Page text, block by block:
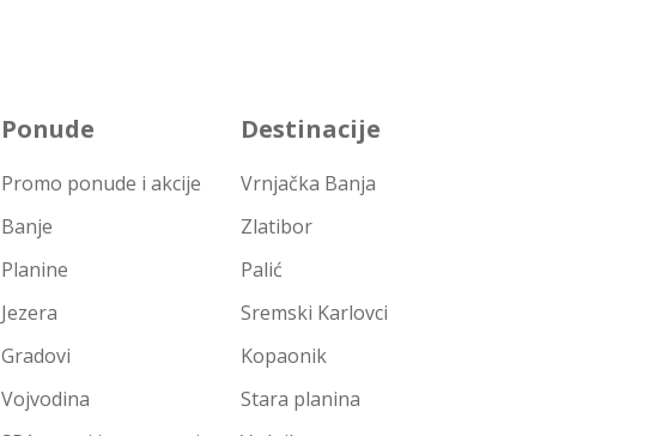
Ponude
Promo ponude i akcije
Banje
Planine
Jezera
Gradovi
Vojvodina
Destinacije
Vrnjačka Banja
Zlatibor
Palić
Sremski Karlovci
Kopaonik
Stara planina